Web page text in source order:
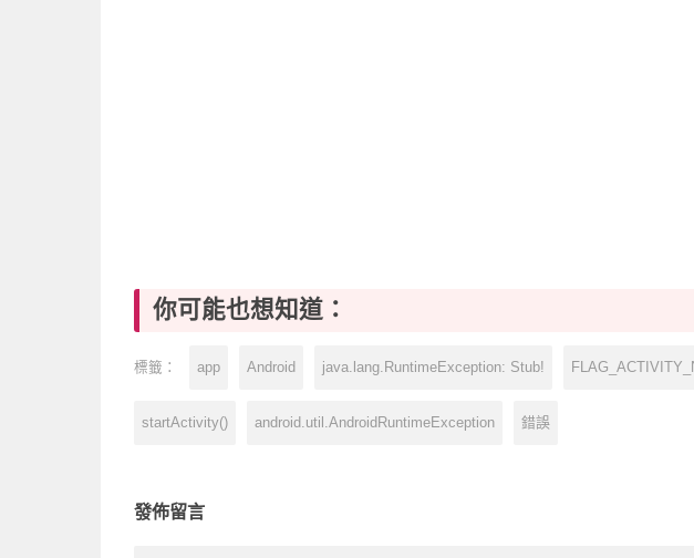
你可能也想知道：
標籤： app Android java.lang.RuntimeException: Stub!
startActivity() android.util.AndroidRuntimeException 錯誤
發佈留言